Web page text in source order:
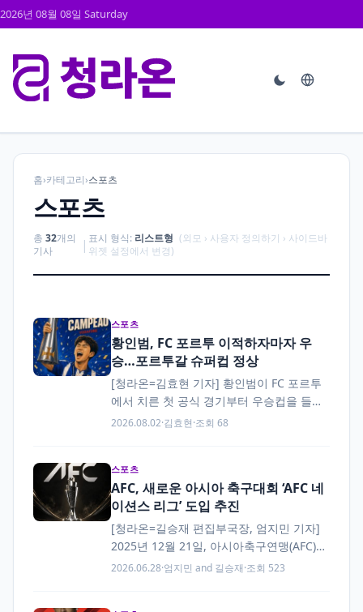
2026년 08월 08일 Saturday
홈›카테고리›스포츠
스포츠
총 32개의
기사
| 표시 형식: 리스트형 (외모 › 사용자 정의하기 › 사이드바
위젯 설정에서 변경)
스포츠
황인범, FC 포르투 이적하자마자 우
승…포르투갈 슈퍼컵 정상
[청라온=김효현 기자] 황인범이 FC 포르투
에서 치른 첫 공식 경기부터 우승컵을 들어
올렸다. FC 포르투는 한국 시간으로 2026
2026.08.02·김효현·조회 68
스포츠
AFC, 새로운 아시아 축구대회 ‘AFC 네
이션스 리그’ 도입 추진
[청라온=길승재 편집부국장, 엄지민 기자]
2025년 12월 21일, 아시아축구연맹(AFC)은
새로운 국가대표팀 대회인 AFC 네이션스 리
2026.06.28·엄지민 and 길승재·조회 523